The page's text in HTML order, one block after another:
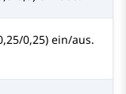
0,25) ein/aus.